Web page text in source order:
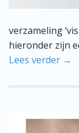
verzameling
hieronder zijn
Lees verder →